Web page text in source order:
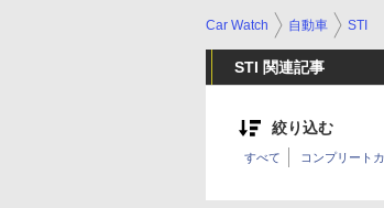
Car Watch 自動車 STI
STI 関連記事
絞り込む
すべて コンプリート